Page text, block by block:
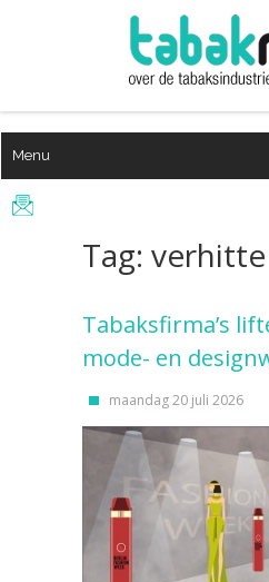
Menu
Tag:
Tabaksfirma’s
mode- en
maandag 20 juli 2026